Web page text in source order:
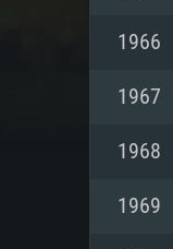
1966
1967
1968
1969